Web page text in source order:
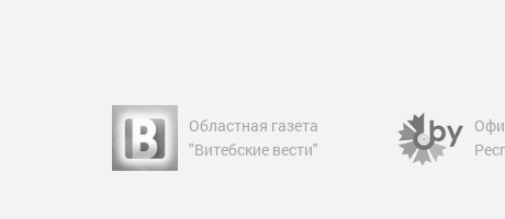
Официальный сайт
Республики Беларусь